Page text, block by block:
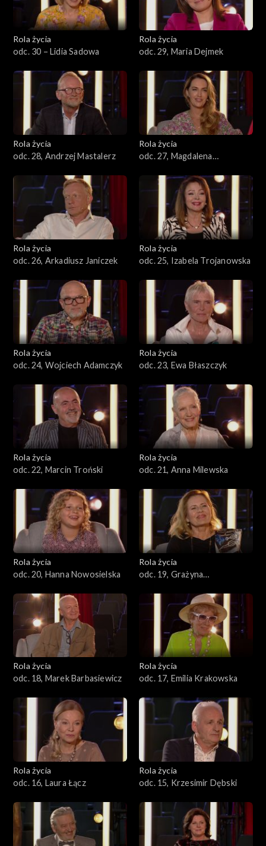
Rola życia
odc. 30 – Lidia Sadowa
Rola życia
odc. 29, Maria Dejmek
Rola życia
odc. 28, Andrzej Mastalerz
Rola życia
odc. 27, Magdalena
Rola życia
odc. 26, Arkadiusz Janiczek
Rola życia
odc. 25, Izabela Trojanowska
Rola życia
odc. 24, Wojciech Adamczyk
Rola życia
odc. 23, Ewa Błaszczyk
Rola życia
odc. 22, Marcin Troński
Rola życia
odc. 21, Anna Milewska
Rola życia
odc. 20, Hanna Nowosielska
Rola życia
odc. 19, Grażyna
Rola życia
odc. 18, Marek Barbasiewicz
Rola życia
odc. 17, Emilia Krakowska
Rola życia
odc. 16, Laura Łącz
Rola życia
odc. 15, Krzesimir Dębski